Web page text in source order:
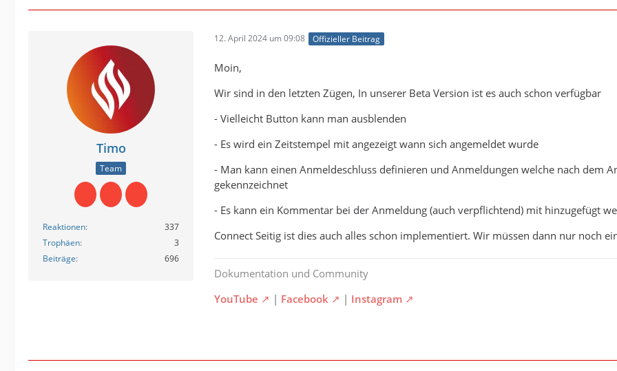
Timo
Team
Reaktionen
337
Trophäen
3
Beiträge
696
12. April 2024 um 09:08 Offizieller Beitrag
Moin,
Wir sind in den letzten Zügen, In unserer Beta Version ist es auch schon verfügbar
- Vielleicht Button kann man ausblenden
- Es wird ein Zeitstempel mit angezeigt wann sich angemeldet wurde
- Man kann einen Anmeldeschluss definieren und Anmeldungen welche nach dem
gekennzeichnet
- Es kann ein Kommentar bei der Anmeldung (auch verpflichtend) mit hinzugefügt
Connect Seitig ist dies auch alles schon implementiert. Wir müssen dann nur noch
Dokumentation und Community
YouTube
| Facebook | Instagram